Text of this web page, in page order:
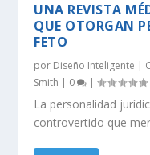
UNA REVISTA
QUE OTORGAN
FETO
por Diseño Inteligente |
Smith | 0 |
La personalidad
controvertido que